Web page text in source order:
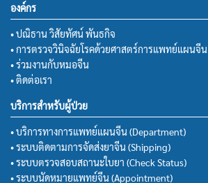
องค์กร
• ปณิธาน วิสัยทัศน์ พันธกิจ
• การตรวจวินิจฉัยโรคด้วยศาสตร์การแพทย์แผนจีน
• ร่วมงานกับหมอจีน
• ติดต่อเรา
บริการสำหรับผู้ป่วย
• บริการทางการแพทย์แผนจีน (Department)
• ระบบติดตามการจัดส่งยาจีน (Shipping)
• ระบบตรวจสอบสถานะใบยา (Check Status)
• ระบบนัดหมายแพทย์จีน (Appointment)